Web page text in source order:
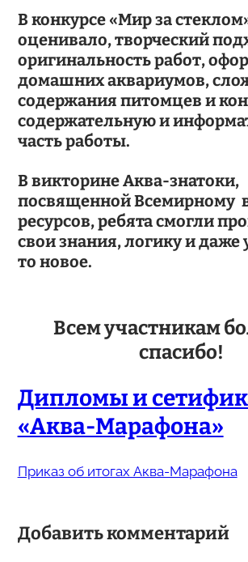
В конкурсе «Мир за
оценивало, творческий
оригинальность работ,
домашних аквариумов,
содержания питомцев и
содержательную и
часть работы.
В викторине Аква-знатоки,
посвященной Всемирному
ресурсов, ребята смогли
свои знания, логику и даже
то новое.
Всем участникам
спасибо!
Дипломы и
«Аква-Марафона»
Приказ об итогах Аква-Марафона
Добавить комментарий